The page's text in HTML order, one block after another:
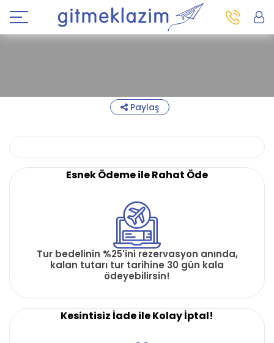
Paylaş
Esnek Ödeme ile Rahat Öde
Tur bedelinin %25'ini rezervasyon anında,
kalan tutarı tur tarihine 30 gün kala
ödeyebilirsin!
Kesintisiz İade ile Kolay İptal!